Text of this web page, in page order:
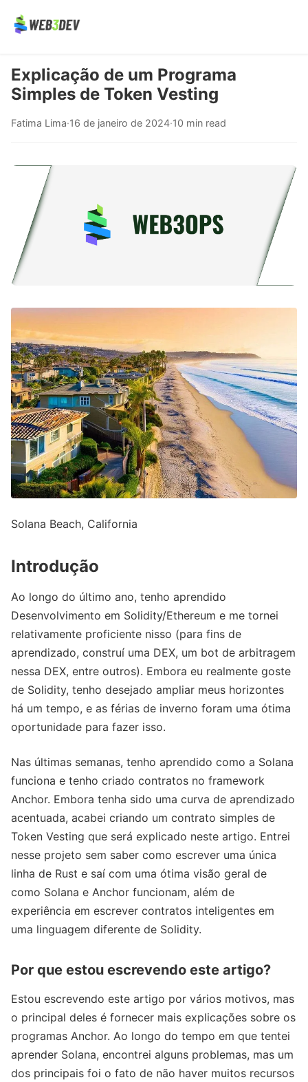
Explicação de um Programa
Simples de Token Vesting
Fatima Lima·16 de janeiro de 2024·10 min read
Solana Beach, California
Introdução
Ao longo do último ano, tenho aprendido
Desenvolvimento em Solidity/Ethereum e me tornei
relativamente proficiente nisso (para fins de
aprendizado, construí uma DEX, um bot de arbitragem
nessa DEX, entre outros). Embora eu realmente goste
de Solidity, tenho desejado ampliar meus horizontes
há um tempo, e as férias de inverno foram uma ótima
oportunidade para fazer isso.
Nas últimas semanas, tenho aprendido como a Solana
funciona e tenho criado contratos no framework
Anchor. Embora tenha sido uma curva de aprendizado
acentuada, acabei criando um contrato simples de
Token Vesting que será explicado neste artigo. Entrei
nesse projeto sem saber como escrever uma única
linha de Rust e saí com uma ótima visão geral de
como Solana e Anchor funcionam, além de
experiência em escrever contratos inteligentes em
uma linguagem diferente de Solidity.
Por que estou escrevendo este artigo?
Estou escrevendo este artigo por vários motivos, mas
o principal deles é fornecer mais explicações sobre os
programas Anchor. Ao longo do tempo em que tentei
aprender Solana, encontrei alguns problemas, mas um
dos principais foi o fato de não haver muitos recursos